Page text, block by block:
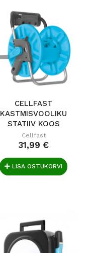
CELLFAST
KASTMISVOOLIKU
STATIIV KOOS
HOIDJAGA...
Cellfast
31,99 €
LISA OSTUKORVI